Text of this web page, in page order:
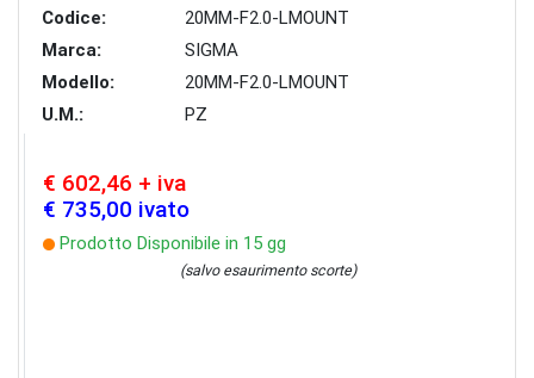
Codice:
20MM-F2.0-LMOUNT
Marca:
SIGMA
Modello:
20MM-F2.0-LMOUNT
U.M.:
PZ
€ 602,46 + iva
€ 735,00 ivato
Prodotto Disponibile in 15 gg
(salvo esaurimento scorte)